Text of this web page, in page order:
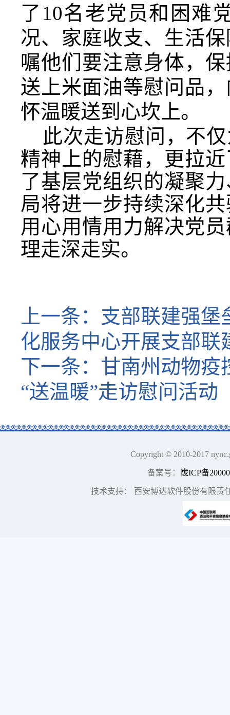
了10名老党员和困难
况、家庭收支、生活
嘱他们要注意身体，
送上米面油等慰问品，
怀温暖送到心坎上。
此次走访慰问，不
精神上的慰藉，更拉
了基层党组织的凝聚
局将进一步持续深化
用心用情用力解决党
理走深走实。
上一条： 支部联建强
化服务中心开展支部
下一条： 甘南州动物疫
“送温暖”走访慰问活动
Copyright © 2010-2017
备案号： 陇ICP备
技术支持： 西安博达软件股份有限责